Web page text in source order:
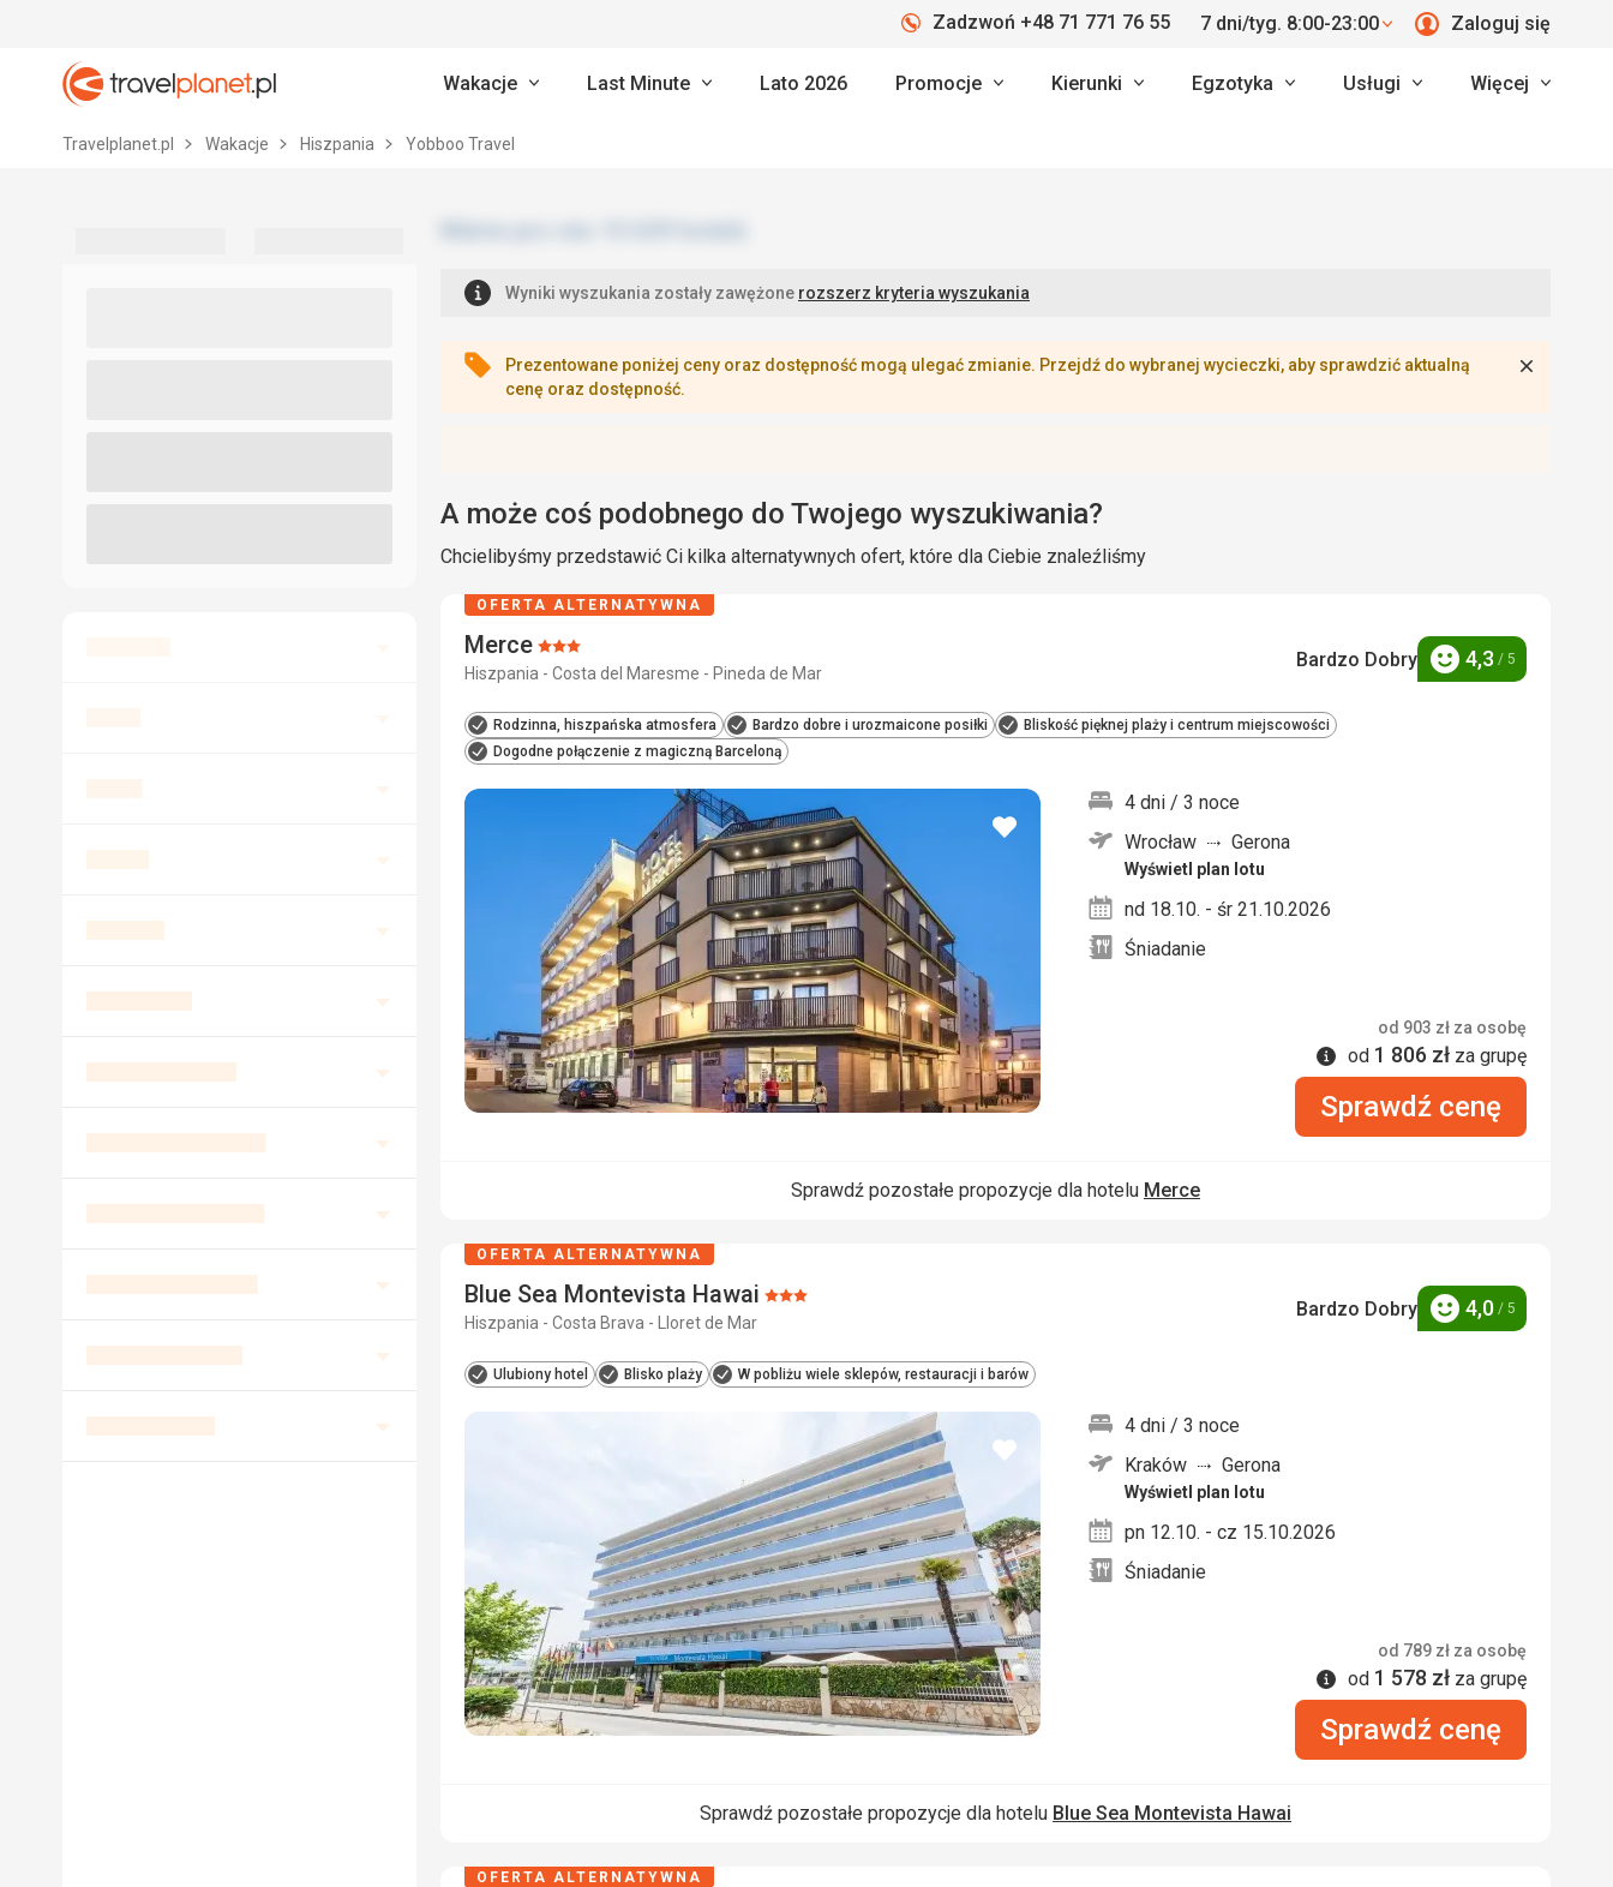
Travelplanet.pl
Zadzwoń +48 71 771 76 55 7 dni/tyg. 8:00-23:00 Zaloguj się
Wakacje Last Minute Lato 2026 Promocje Kierunki Egzotyka Usługi Więcej
Travelplanet.pl Wakacje Hiszpania Yobboo Travel
Wyniki wyszukania zostały zawężone rozszerz kryteria wyszukania
Prezentowane poniżej ceny oraz dostępność mogą ulegać zmianie. Przejdź do wybranej wycieczki, aby sprawdzić aktualną
cenę oraz dostępność.
A może coś podobnego do Twojego wyszukiwania?
Chcielibyśmy przedstawić Ci kilka alternatywnych ofert, które dla Ciebie znaleźliśmy
Merce Ocena:
3/5
Hiszpania - Costa del Maresme - Pineda de Mar
Bardzo Dobry Ocena
4,3 / 5
Rodzinna, hiszpańska atmosfera Bardzo dobre i urozmaicone posiłki
Bliskość pięknej plaży i centrum miejscowości
Dogodne połączenie z magiczną Barceloną
dodaj
4 dni / 3 noce
Wrocław
Gerona
Wyświetl plan lotu
nd 18.10. - śr 21.10.2026
Śniadanie
od 903 zł za osobę
Informacje
od 1 806 zł za grupę
Sprawdź cenę
Sprawdź pozostałe propozycje dla hotelu Merce
OFERTA ALTERNATYWNA
Blue Sea Montevista Hawai Ocena:
Hiszpania - Costa Brava - Lloret de Mar
Bardzo Dobry Ocena
4,0 / 5
Ulubiony hotel Blisko plaży W pobliżu wiele sklepów, restauracji i barów
dodaj
4 dni / 3 noce
Kraków
Gerona
Wyświetl plan lotu
pn 12.10. - cz 15.10.2026
Śniadanie
od 789 zł za osobę
Informacje
od 1 578 zł za grupę
Sprawdź cenę
Sprawdź pozostałe propozycje dla hotelu Blue Sea Montevista Hawai
OFERTA ALTERNATYWNA
OFERTA ALTERNATYWNA